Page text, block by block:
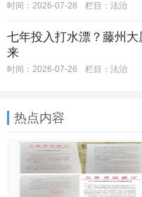
时间：2026-07-28 栏目： 法治
七年投入打水漂？藤州
来
时间：2026-07-26 栏目： 法治
热点内容